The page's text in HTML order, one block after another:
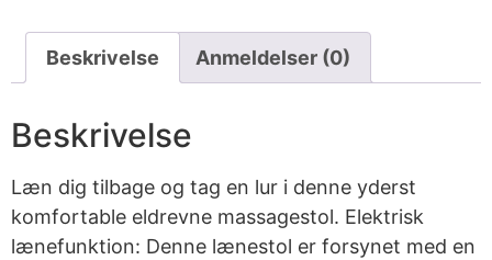
Beskrivelse Anmeldelser (0)
Beskrivelse
Læn dig tilbage og tag en lur i denne yderst
komfortable eldrevne massagestol. Elektrisk
lænefunktion: Denne lænestol er forsynet med en